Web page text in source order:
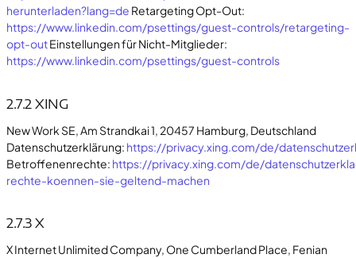
herunterladen?lang=de Retargeting Opt-Out:
https://www.linkedin.com/psettings/guest-controls/retargeting-
opt-outEinstellungen für Nicht-Mitglieder:
https://www.linkedin.com/psettings/guest-controls
2.7.2 XING
New Work SE, Am Strandkai 1, 20457 Hamburg, Deutschland
Datenschutzerklärung: https://privacy.xing.com/de/
Betroffenenrechte: https://privacy.xing.com/de/
rechte-koennen-sie-geltend-machen
2.7.3 X
X Internet Unlimited Company, One Cumberland Place, Fenian